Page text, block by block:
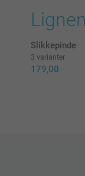
Slikkepinde
3 varianter
179,00